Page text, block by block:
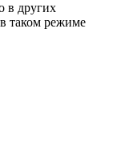
в других
таком режиме